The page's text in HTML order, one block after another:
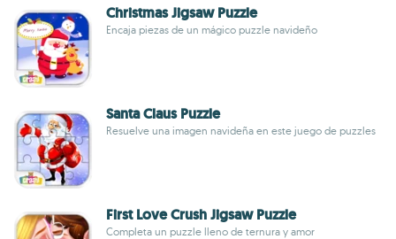
Christmas Jigsaw Puzzle
Encaja piezas de un mágico puzzle navideño
Santa Claus Puzzle
Resuelve una imagen navideña en este juego de puzzles
First Love Crush Jigsaw Puzzle
Completa un puzzle lleno de ternura y amor